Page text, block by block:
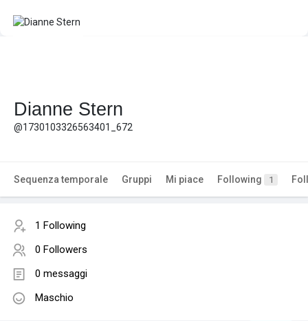
Dianne Stern
@1730103326563401_672
Sequenza temporale Gruppi Mi piace Following 1
1 Following
0 Followers
0 messaggi
Maschio